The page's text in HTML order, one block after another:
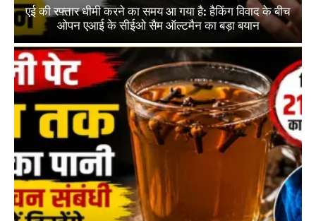
एई की रफ्तार धीमी करने का समय आ गया है: हैकिंग विवाद के बीच
ओपन एआई के सीईओ सैम ऑल्टमैन का बड़ा बयान